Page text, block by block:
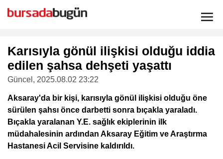
Karısıyla gönül ilişkisi olduğu iddia
edilen şahsa dehşeti yaşattı
Güncel , 2025.08.02 23:22
Aksaray'da bir kişi, karısıyla gönül ilişkisi olduğu öne
sürülen şahsı önce darbetti sonra bıçakla yaraladı.
Bıçakla yaralanan Y.E. sağlık ekiplerinin ilk
müdahalesinin ardından Aksaray Eğitim ve Araştırma
Hastanesi Acil Servisine kaldırıldı.